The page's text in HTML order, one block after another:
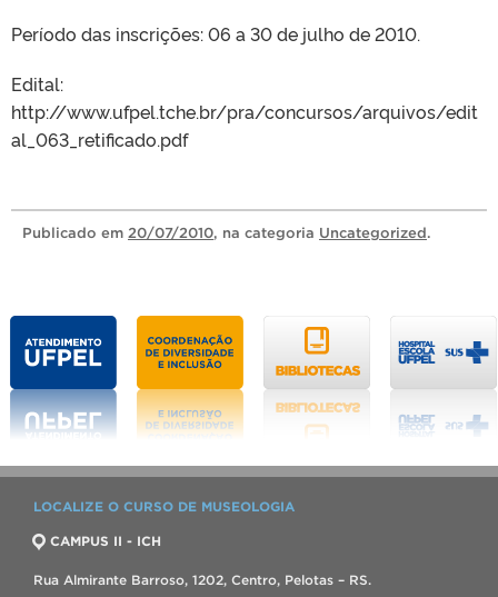
Período das inscrições: 06 a 30 de julho de 2010.
Edital:
http://www.ufpel.tche.br/pra/concursos/arquivos/edit
al_063_retificado.pdf
Publicado em 20/07/2010, na categoria Uncategorized.
LOCALIZE O CURSO DE MUSEOLOGIA
CAMPUS II - ICH
Rua Almirante Barroso, 1202, Centro, Pelotas – RS.